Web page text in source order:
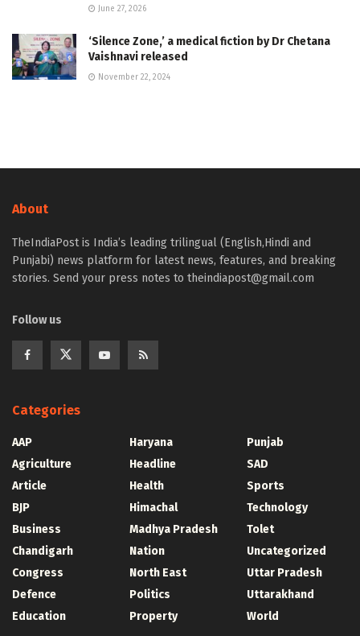
June 27, 2026
‘Silence Zone,’ a medical fiction by Dr Chetana
Vaishnavi released
November 22, 2024
About
TheIndiaPost is India’s leading trilingual (English,Hindi and
Punjabi) news platform for latest news, features, and breaking
stories. Send your press notes to theindiapost@gmail.com
Follow us
Categories
AAP
Agriculture
Article
BJP
Business
Chandigarh
Congress
Defence
Education
Haryana
Headline
Health
Himachal
Madhya Pradesh
Nation
North East
Politics
Property
Punjab
SAD
Sports
Technology
Tolet
Uncategorized
Uttar Pradesh
Uttarakhand
World